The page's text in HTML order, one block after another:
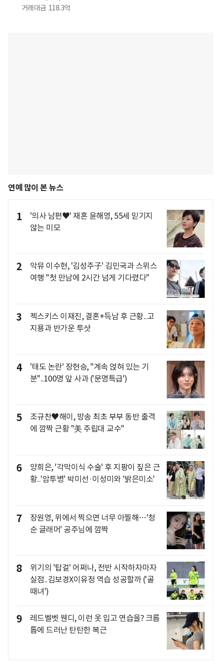
거래대금 118.3억
연예 많이 본 뉴스
1
'의사 남편♥' 재혼 윤해영, 55세 믿기지
않는 미모
2
악뮤 이수현, '김성주子' 김민국과 스위스
여행 "첫 만남에 2시간 넘게 기다렸다"
3
젝스키스 이재진, 결혼+득남 후 근황..고
지용과 반가운 투샷
4
'태도 논란' 장현승, "계속 얹혀 있는 기
분"..100명 앞 사과 ('문명특급')
5
조규찬♥해이, 방송 최초 부부 동반 출격
에 깜짝 근황 "美 주립대 교수"
6
양희은, '각막이식 수술' 후 지팡이 짚은 근
황..'암투병' 박미선·이성미와 '밝은미소'
7
장원영, 위에서 찍으면 너무 아찔해…'청
순 글래머' 공주님에 깜짝
8
위기의 '탑걸' 어쩌나, 전반 시작하자마자
실점..김보경X이유정 역습 성공할까 ('골
때녀')
9
레드벨벳 웬디, 이런 옷 입고 연습을? 크롭
톱에 드러난 탄탄한 복근